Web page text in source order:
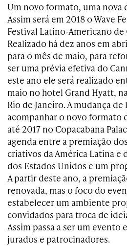
Um novo formato, uma nova
Assim será em 2018 o Wave
Festival Latino-Americano
Realizado há dez anos em
para o mês de maio, para
ser uma prévia efetiva do
este ano ele será realizado
maio no hotel Grand Hyatt,
Rio de Janeiro. A mudança
acompanhar o novo formato
até 2017 no Copacabana
agenda entre a premiação
criativos da América Latina e
dos Estados Unidos e um
A partir deste ano, a
renovada, mas o foco do
estabelecer um ambiente
convidados para troca de
Assim passa a ser um evento
jurados e patrocinadores.